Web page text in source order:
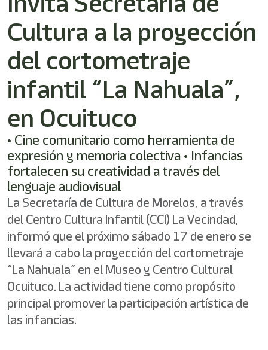
Este
acceso
directo
lector
de
pantalla
ayudarle
navegar
interactuar
con
contenido.
Cultura a la proyección
del cortometraje
infantil “La Nahuala”,
en Ocuituco
• Cine comunitario como herramienta de
expresión y memoria colectiva • Infancias
fortalecen su creatividad a través del
lenguaje audiovisual
La Secretaría de Cultura de Morelos, a través
del Centro Cultura Infantil (CCI) La Vecindad,
informó que el próximo sábado 17 de enero se
llevará a cabo la proyección del cortometraje
“La Nahuala” en el Museo y Centro Cultural
Ocuituco. La actividad tiene como propósito
principal promover la participación artística de
las infancias.